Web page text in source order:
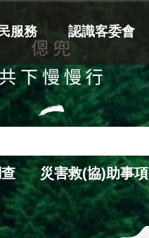
服務 認識客委會
災害救(協)助事項